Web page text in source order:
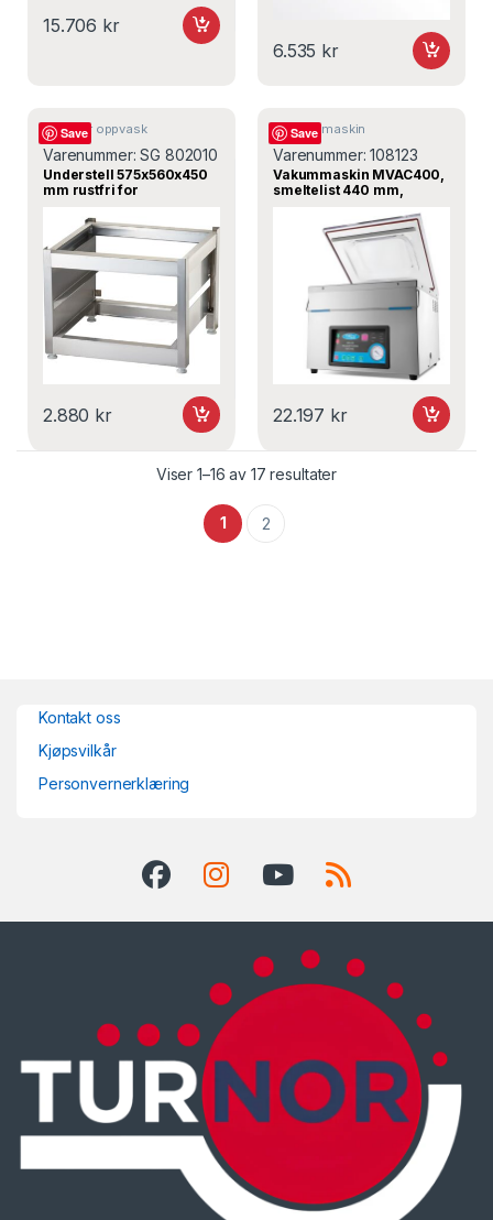
15.706 kr
6.535 kr
Save
Tilbehør oppvask
Varenummer:SG 802010
Understell 575x560x450
mm rustfri for
n SG 9802010 – Stalgast
2.880 kr
Save
Vakuummaskin
Varenummer:108123
Vakummaskin MVAC400,
smeltelist 440 mm,
22.197 kr
Viser 1–16 av 17 resultater
1 2
Kontakt oss
Kjøpsvilkår
Personvernerklæring